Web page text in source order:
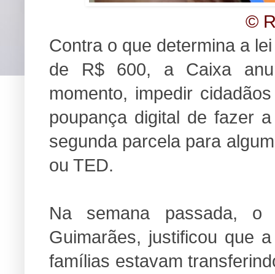
©
Contra o que determina a
de R$ 600, a Caixa
momento, impedir
poupança digital de fazer
segunda parcela para
ou TED.
Na semana passada, o
Guimarães, justificou que
famílias estavam